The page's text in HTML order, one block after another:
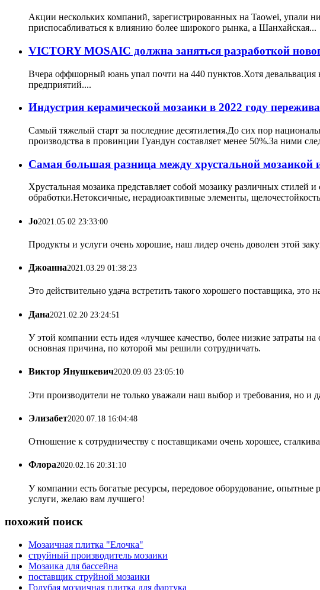
Акции нескольких компаний, зарегистрированных на Taowei, упали
приспосабливаться к влиянию более широкого рынка, а Шанхайская...
VICTORY MOSAIC должна заняться разработкой
Вчера оффшорный юань упал почти на 440 пунктов.Хотя
предприятий....
Индустрия керамической мозаики в 2022 году
Самый тяжелый старт за последние десятилетия.До сих пор
производства в провинции Гуандун составляет менее 50%.За ними
Самая большая разница между хрустальной мозаикой
Хрустальная мозаика представляет собой мозаику различных
обработки.Нетоксичные, нерадиоактивные элементы,
Jo2021.05.02 23:33:00
Продукты и услуги очень хорошие, наш лидер очень доволен этой
Джоанна2021.03.29 01:38:23
Это действительно удача встретить такого хорошего поставщика,
Дана2021.02.20 23:24:51
У этой компании есть идея «лучшее качество, более низкие затраты
основная причина, по которой мы решили сотрудничать.
Виктор Янушкевич2020.09.03 23:05:10
Эти производители не только уважали наш выбор и требования, но
Элизабет2020.07.18 16:04:48
Отношение к сотрудничеству с поставщиками очень хорошее,
Флора2020.02.16 20:31:10
У компании есть богатые ресурсы, передовое оборудование,
услуги, желаю вам лучшего!
похожий поиск
Мозаичная плитка "Елочка"
струйный производитель мозаики
Мозаика для бассейна
поставщик струйной мозаики
Голубая мозаичная плитка для фартука